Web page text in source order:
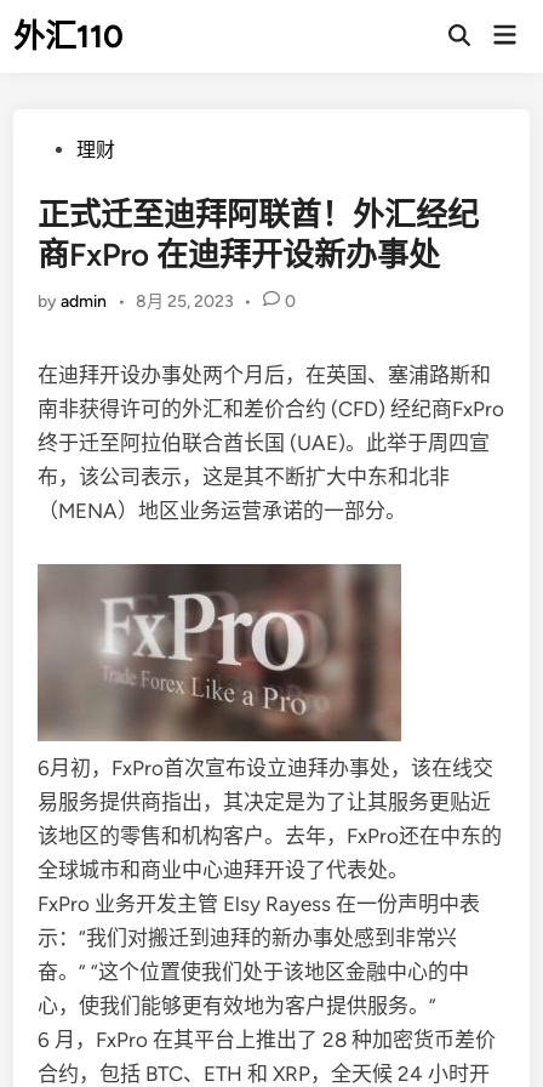
Skip
to外汇110
Open
Posted理财
正式迁至迪拜阿联酋！外汇经纪
商FxPro 在迪拜开设新办事处
byadmin • 8月 25, 2023 • 0
在迪拜开设办事处两个月后，在英国、塞浦路斯和
南非获得许可的外汇和差价合约 (CFD) 经纪商FxPro
终于迁至阿拉伯联合酋长国 (UAE)。此举于周四宣
布，该公司表示，这是其不断扩大中东和北非
（MENA）地区业务运营承诺的一部分。
6月初，FxPro首次宣布设立迪拜办事处，该在线交
易服务提供商指出，其决定是为了让其服务更贴近
该地区的零售和机构客户。去年，FxPro还在中东的
全球城市和商业中心迪拜开设了代表处。
FxPro 业务开发主管 Elsy Rayess 在一份声明中表
示：“我们对搬迁到迪拜的新办事处感到非常兴
奋。” “这个位置使我们处于该地区金融中心的中
心，使我们能够更有效地为客户提供服务。”
6 月，FxPro 在其平台上推出了 28 种加密货币差价
合约，包括 BTC、ETH 和 XRP，全天候 24 小时开